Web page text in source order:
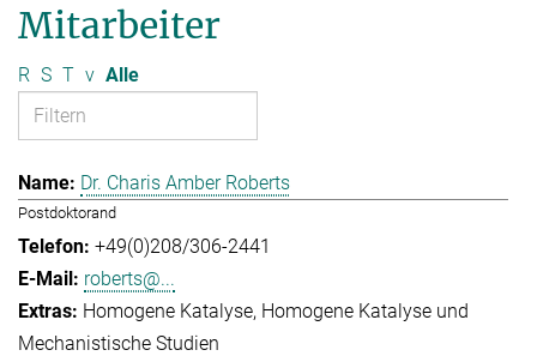
Mitarbeiter
R S T v Alle
Dr. Charis Amber Roberts
Postdoktorand
+49(0)208/306-2441
roberts@...
Homogene Katalyse Homogene Katalyse und
Mechanistische Studien